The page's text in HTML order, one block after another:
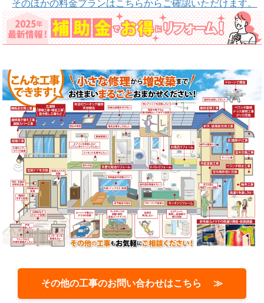
そのほかの料金プランはこちらからご確認いただけます。
その他の工事のお問い合わせはこちら ≫